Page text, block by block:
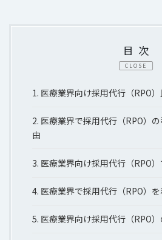
目次
CLOSE
1. 医療業界向け採用代行（RPO
2. 医療業界で採用代行（RPO）
由
3. 医療業界向け採用代行（RPO
4. 医療業界で採用代行（RPO）
5. 医療業界向け採用代行（RPO